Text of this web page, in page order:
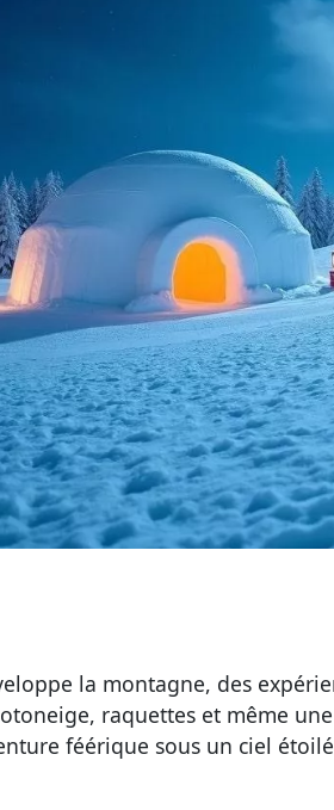
la montagne, des
raquettes et même
féérique sous un ciel